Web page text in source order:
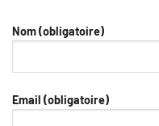
Nom (obligatoire)
Email (obligatoire)